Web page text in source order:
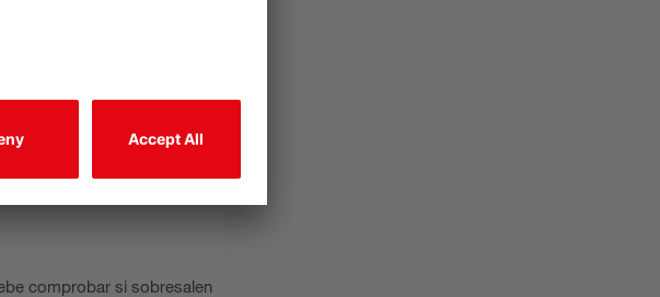
comprobar si sobresalen